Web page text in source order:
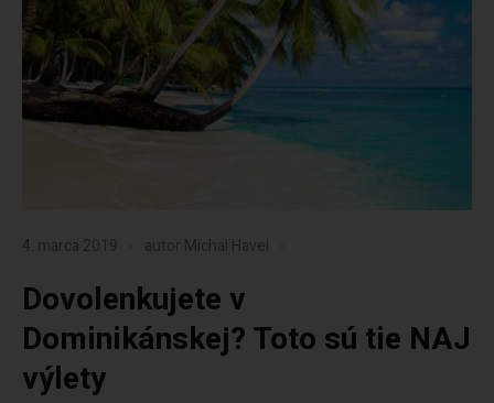
4. marca 2019 autor Michal Havel
Dovolenkujete v
Dominikánskej? Toto sú tie NAJ
výlety